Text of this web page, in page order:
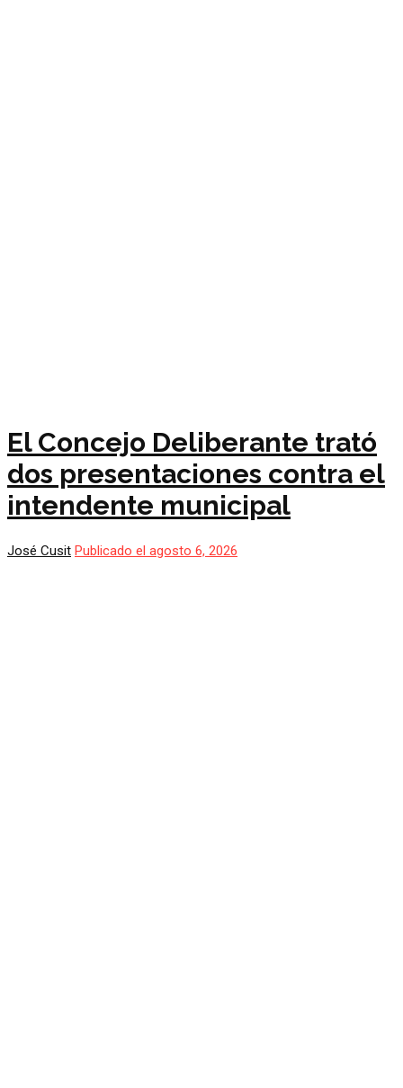
El Concejo Deliberante trató
dos presentaciones contra el
intendente municipal
José Cusit Publicado el agosto 6, 2026